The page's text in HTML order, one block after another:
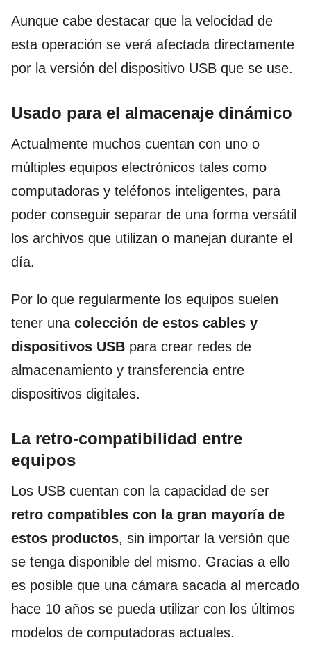
Aunque cabe destacar que la velocidad de
esta operación se verá afectada directamente
por la versión del dispositivo USB que se use.
Usado para el almacenaje dinámico
Actualmente muchos cuentan con uno o
múltiples equipos electrónicos tales como
computadoras y teléfonos inteligentes, para
poder conseguir separar de una forma versátil
los archivos que utilizan o manejan durante el
día.
Por lo que regularmente los equipos suelen
tener una colección de estos cables y
dispositivos USB para crear redes de
almacenamiento y transferencia entre
dispositivos digitales.
La retro-compatibilidad entre
equipos
Los USB cuentan con la capacidad de ser
retro compatibles con la gran mayoría de
estos productos, sin importar la versión que
se tenga disponible del mismo. Gracias a ello
es posible que una cámara sacada al mercado
hace 10 años se pueda utilizar con los últimos
modelos de computadoras actuales.